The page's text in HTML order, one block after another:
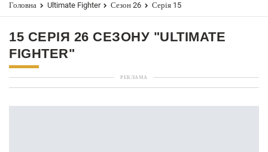
Головна Ultimate Fighter Сезон 26 Серія 15
15 СЕРІЯ 26 СЕЗОНУ "ULTIMATE
FIGHTER"
РЕКЛАМА